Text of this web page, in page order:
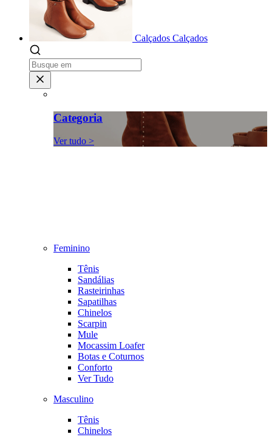
Calçados Calçados
Categoria
Ver tudo >
Feminino
Tênis
Sandálias
Rasteirinhas
Sapatilhas
Chinelos
Scarpin
Mule
Mocassim Loafer
Botas e Coturnos
Conforto
Ver Tudo
Masculino
Tênis
Chinelos